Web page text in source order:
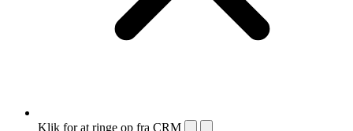
Klik for at ringe op fra CRM